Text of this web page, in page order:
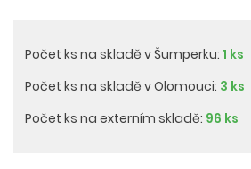
Počet ks na skladě v Šumperku: 1 ks
Počet ks na skladě v Olomouci: 3 ks
Počet ks na externím skladě: 96 ks